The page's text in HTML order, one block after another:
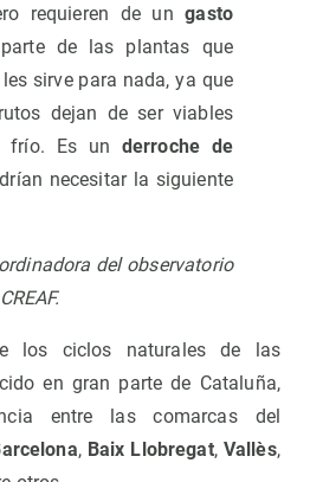
requieren de ungasto
de las plantas que
sirve para nada, ya que
dejan de ser viables
frío. Es un derroche de
necesitar la siguiente
del observatorio
los ciclos naturales de las
en gran parte de Cataluña,
entre las comarcas del
, Baix Llobregat, Vallès,